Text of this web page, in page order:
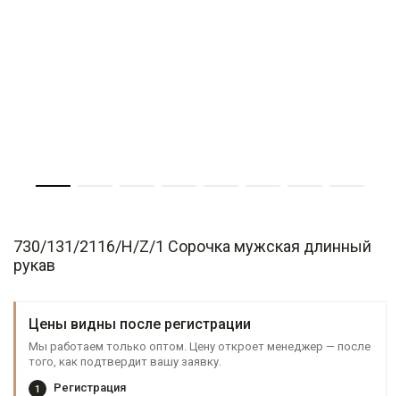
730/131/2116/H/Z/1 Сорочка мужская длинный
рукав
Цены видны после регистрации
Мы работаем только оптом. Цену откроет менеджер — после
того, как подтвердит вашу заявку.
1 Регистрация